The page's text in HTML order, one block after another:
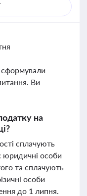
сформували
Ви
на
сплачують
юридичні особи
та сплачують
особи
до 1 липня.